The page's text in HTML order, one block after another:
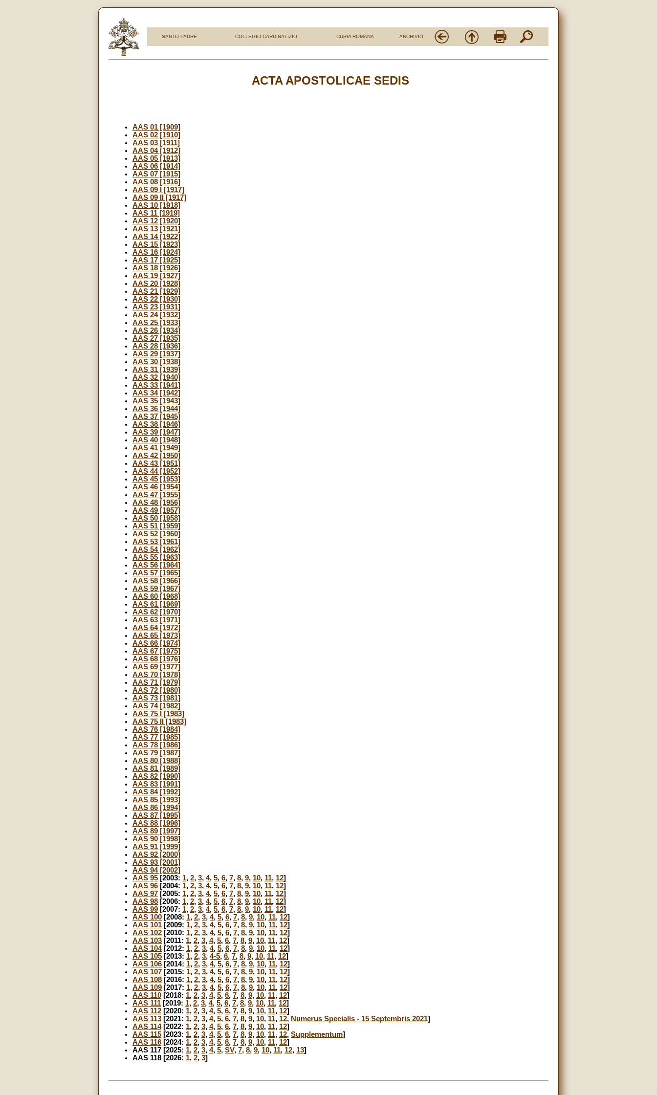
SANTO PADRE COLLEGIO CARDINALIZIO CURIA ROMANA ARCHIVIO
ACTA APOSTOLICAE SEDIS
AAS 01 [1909]
AAS 02 [1910]
AAS 03 [1911]
AAS 04 [1912]
AAS 05 [1913]
AAS 06 [1914]
AAS 07 [1915]
AAS 08 [1916]
AAS 09 I [1917]
AAS 09 II [1917]
AAS 10 [1918]
AAS 11 [1919]
AAS 12 [1920]
AAS 13 [1921]
AAS 14 [1922]
AAS 15 [1923]
AAS 16 [1924]
AAS 17 [1925]
AAS 18 [1926]
AAS 19 [1927]
AAS 20 [1928]
AAS 21 [1929]
AAS 22 [1930]
AAS 23 [1931]
AAS 24 [1932]
AAS 25 [1933]
AAS 26 [1934]
AAS 27 [1935]
AAS 28 [1936]
AAS 29 [1937]
AAS 30 [1938]
AAS 31 [1939]
AAS 32 [1940]
AAS 33 [1941]
AAS 34 [1942]
AAS 35 [1943]
AAS 36 [1944]
AAS 37 [1945]
AAS 38 [1946]
AAS 39 [1947]
AAS 40 [1948]
AAS 41 [1949]
AAS 42 [1950]
AAS 43 [1951]
AAS 44 [1952]
AAS 45 [1953]
AAS 46 [1954]
AAS 47 [1955]
AAS 48 [1956]
AAS 49 [1957]
AAS 50 [1958]
AAS 51 [1959]
AAS 52 [1960]
AAS 53 [1961]
AAS 54 [1962]
AAS 55 [1963]
AAS 56 [1964]
AAS 57 [1965]
AAS 58 [1966]
AAS 59 [1967]
AAS 60 [1968]
AAS 61 [1969]
AAS 62 [1970]
AAS 63 [1971]
AAS 64 [1972]
AAS 65 [1973]
AAS 66 [1974]
AAS 67 [1975]
AAS 68 [1976]
AAS 69 [1977]
AAS 70 [1978]
AAS 71 [1979]
AAS 72 [1980]
AAS 73 [1981]
AAS 74 [1982]
AAS 75 I [1983]
AAS 75 II [1983]
AAS 76 [1984]
AAS 77 [1985]
AAS 78 [1986]
AAS 79 [1987]
AAS 80 [1988]
AAS 81 [1989]
AAS 82 [1990]
AAS 83 [1991]
AAS 84 [1992]
AAS 85 [1993]
AAS 86 [1994]
AAS 87 [1995]
AAS 88 [1996]
AAS 89 [1997]
AAS 90 [1998]
AAS 91 [1999]
AAS 92 [2000]
AAS 93 [2001]
AAS 94 [2002]
AAS 95 [2003: 1, 2, 3, 4, 5, 6, 7, 8, 9, 10, 11, 12]
AAS 96 [2004: 1, 2, 3, 4, 5, 6, 7, 8, 9, 10, 11, 12]
AAS 97 [2005: 1, 2, 3, 4, 5, 6, 7, 8, 9, 10, 11, 12]
AAS 98 [2006: 1, 2, 3, 4, 5, 6, 7, 8, 9, 10, 11, 12]
AAS 99 [2007: 1, 2, 3, 4, 5, 6, 7, 8, 9, 10, 11, 12]
AAS 100 [2008: 1, 2, 3, 4, 5, 6, 7, 8, 9, 10, 11, 12]
AAS 101 [2009: 1, 2, 3, 4, 5, 6, 7, 8, 9, 10, 11, 12]
AAS 102 [2010: 1, 2, 3, 4, 5, 6, 7, 8, 9, 10, 11, 12]
AAS 103 [2011: 1, 2, 3, 4, 5, 6, 7, 8, 9, 10, 11, 12]
AAS 104[2012: 1, 2, 3, 4, 5, 6, 7, 8, 9, 10, 11, 12]
AAS 105 [2013: 1, 2, 3, 4-5, 6, 7, 8, 9, 10, 11, 12]
AAS 106 [2014: 1, 2, 3, 4, 5, 6, 7, 8, 9, 10, 11, 12]
AAS 107 [2015: 1, 2, 3, 4, 5, 6, 7, 8, 9, 10, 11, 12]
AAS 108 [2016: 1, 2, 3, 4, 5, 6, 7, 8, 9, 10, 11, 12]
AAS 109 [2017: 1, 2, 3, 4, 5, 6, 7, 8, 9, 10, 11, 12]
AAS 110 [2018: 1, 2, 3, 4, 5, 6, 7, 8, 9, 10, 11, 12]
AAS 111 [2019: 1, 2, 3, 4, 5, 6, 7, 8, 9, 10, 11, 12]
AAS 112 [2020: 1, 2, 3, 4, 5, 6, 7, 8, 9, 10, 11, 12]
AAS 113 [2021: 1, 2, 3, 4, 5, 6, 7, 8, 9, 10, 11, 12, Numerus Specialis - 15 Septembris 2021]
AAS 114[2022: 1, 2, 3, 4, 5, 6, 7, 8, 9, 10, 11, 12]
AAS 115 [2023: 1, 2, 3, 4, 5, 6, 7, 8, 9, 10, 11, 12, Supplementum]
AAS 116 [2024: 1, 2, 3, 4, 5, 6, 7, 8, 9, 10, 11, 12]
AAS 117 [2025: 1, 2, 3, 4, 5, SV, 7, 8, 9, 10, 11, 12, 13]
AAS 118 [2026: 1, 2, 3]